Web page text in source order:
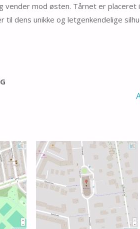
vender mod østen. Tårnet er placeret
til dens unikke og letgenkendelige